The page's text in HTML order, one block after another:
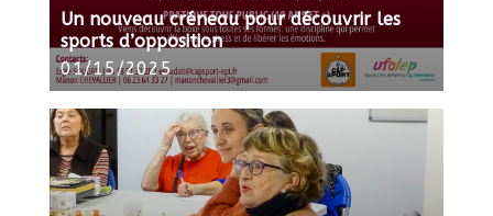
Un nouveau créneau pour découvrir les
sports d’opposition
01/15/2025